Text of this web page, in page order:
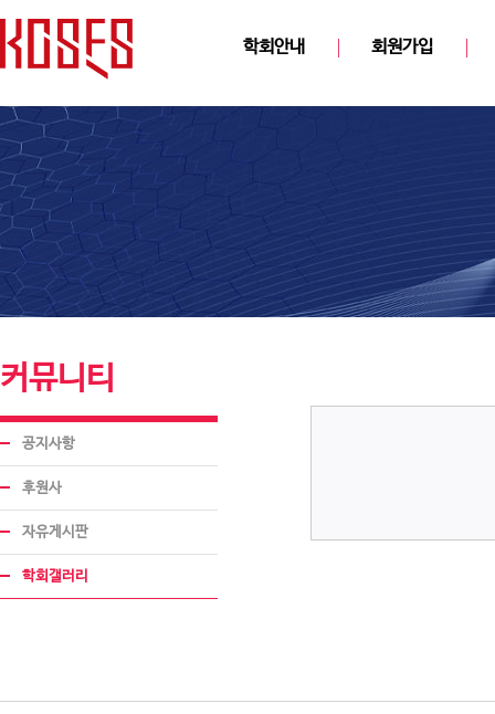
학회안내 회원가입
커뮤니티
공지사항
후원사
자유게시판
학회갤러리